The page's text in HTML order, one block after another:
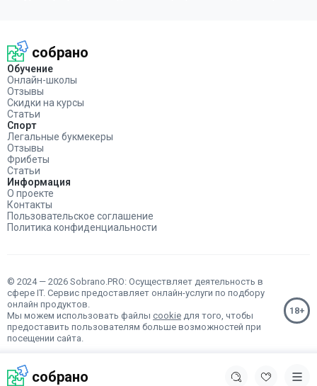
собрано
собрано
Обучение
Онлайн-школы
Отзывы
Скидки на курсы
Статьи
Спорт
Легальные букмекеры
Отзывы
Фрибеты
Статьи
Информация
О проекте
Контакты
Пользовательское соглашение
Политика конфиденциальности
© 2024 — 2026 Sobrano.PRO: Осуществляет деятельность в
сфере IT. Сервис предоставляет онлайн-услуги по подбору
онлайн продуктов.
Мы можем использовать файлы cookie для того, чтобы
предоставить пользователям больше возможностей при
посещении сайта.